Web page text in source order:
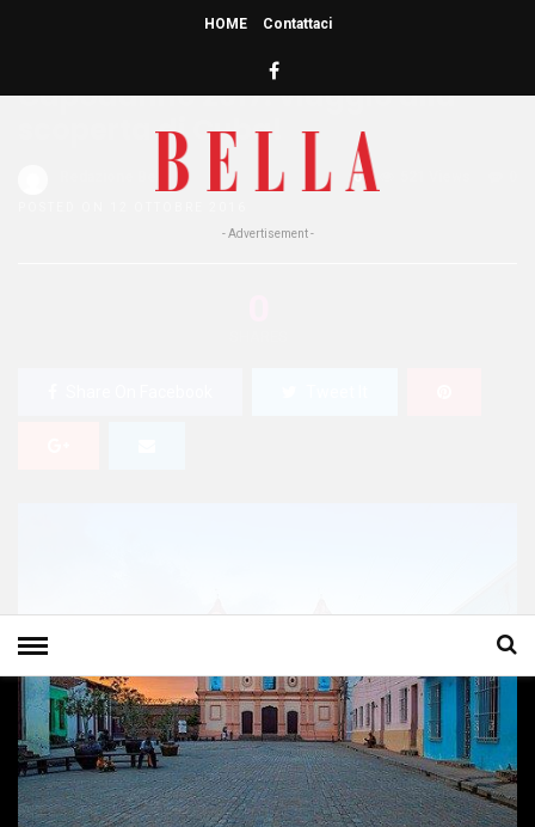
HOME Contattaci
- Advertisement -
Capodanno 2017: viaggio alla
scoperta di Cuba!
0